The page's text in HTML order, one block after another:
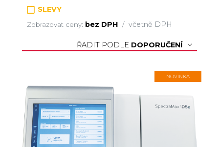
SLEVY
Zobrazovat ceny: bez DPH / včetně DPH
ŘADIT PODLE DOPORUČENÍ
NOVINKA